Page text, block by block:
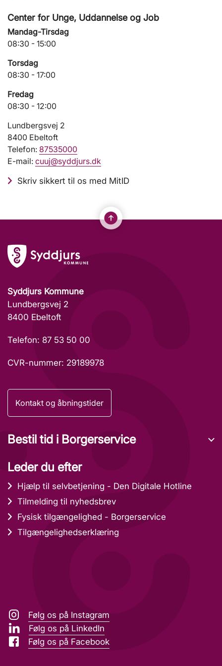
Center for Unge, Uddannelse og Job
Mandag-Tirsdag
08:30 - 15:00
Torsdag
08:30 - 17:00
Fredag
08:30 - 12:00
Lundbergsvej 2
8400 Ebeltoft
Telefon: 87535000
E-mail: cuuj@syddjurs.dk
Skriv sikkert til os med MitID
Syddjurs Kommune
Lundbergsvej 2
8400 Ebeltoft
Telefon: 87 53 50 00
CVR-nummer: 29189978
Kontakt og åbningstider
Bestil tid i Borgerservice
Leder du efter
Hjælp til selvbetjening - Den Digitale Hotline
Tilmelding til nyhedsbrev
Fysisk tilgængelighed - Borgerservice
Tilgængelighedserklæring
Følg os på Instagram
Følg os på LinkedIn
Følg os på Facebook